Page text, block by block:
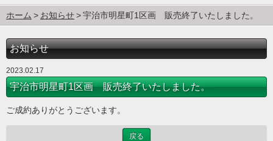
ホーム お知らせ 宇治市明星町1区画 販売終了いたしました。
お知らせ
2023.02.17
宇治市明星町1区画 販売終了いたしました。
ご成約ありがとうございます。
戻る